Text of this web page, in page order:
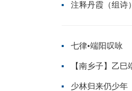
注释丹霞（组诗
七律•端阳叹咏
【南乡子】乙
少林归来仍少年